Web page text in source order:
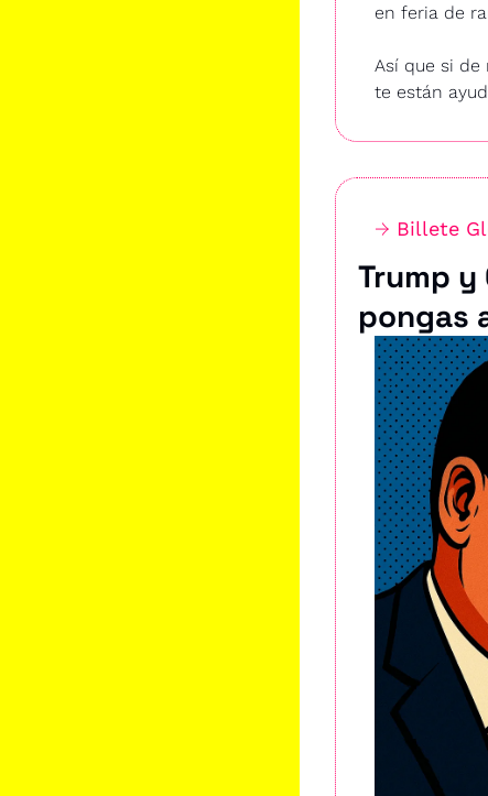
en feria de
Así que si de
te están
→ Billete
Trump y
pongas